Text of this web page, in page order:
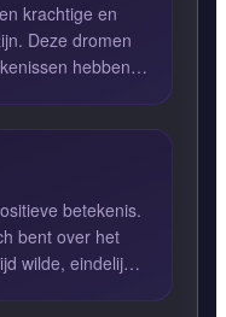
krachtige en
Deze dromen
hebben,
betekenis.
bent over het
wilde, eindelijk